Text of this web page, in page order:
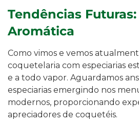
Tendências
Aromática
Como vimos e vemos
coquetelaria com especiarias
e a todo vapor. Aguardamos
especiarias emergindo nos
modernos, proporcionando
apreciadores de coquetéis.